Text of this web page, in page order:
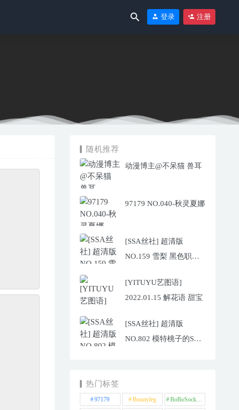
登录 注册
随机推荐
动漫博主@不呆猫 兽耳
97179 NO.040-秋灵夏娜
[SSA丝社] 超清版
NO.159 雪梨 黑色职业
[YITUYU艺图语]
2022.01.15 解花语 甜宝
[SSA丝社] 超清版
NO.802 模特桃子的SK
热门标签
97179 Beautyleg BoBoSocks袜啵啵